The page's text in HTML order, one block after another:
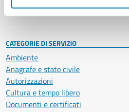
Intranet, posta aziendale e protocollo
CATEGORIE DI SERVIZIO
Ambiente
Anagrafe e stato civile
Autorizzazioni
Cultura e tempo libero
Documenti e certificati